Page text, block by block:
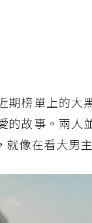
期榜單上的
的故事。兩
像在看大男